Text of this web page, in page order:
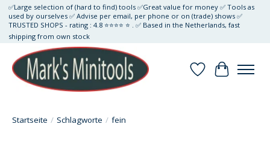
✅Large selection of (hard to find) tools ✅Great value for money ✅ Tools as
used by ourselves ✅ Advise per email, per phone or on (trade) shows ✅
TRUSTED SHOPS - rating : 4.8 ⭐⭐⭐⭐ ⭐ . ✅ Based in the Netherlands, fast
shipping from own stock
Wunschzettel
Ihr
Startseite / Schlagworte / fein